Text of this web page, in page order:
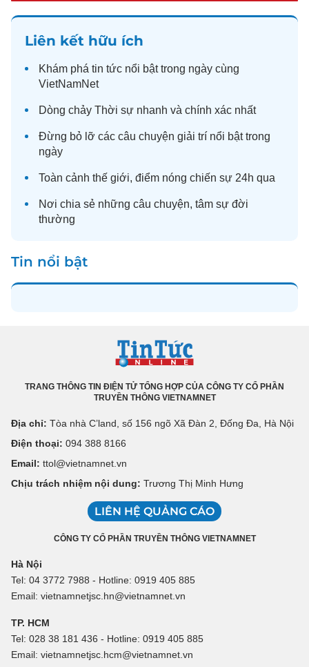
Liên kết hữu ích
Khám phá tin tức nổi bật trong ngày cùng
VietNamNet
Dòng chảy Thời sự nhanh và chính xác nhất
Đừng bỏ lỡ các câu chuyện giải trí nổi bật trong
ngày
Toàn cảnh thế giới, điểm nóng chiến sự 24h qua
Nơi chia sẻ những câu chuyện, tâm sự đời
thường
Tin nổi bật
TRANG THÔNG TIN ĐIỆN TỬ TỔNG HỢP CỦA CÔNG TY CỔ PHẦN
TRUYỀN THÔNG VIETNAMNET
Địa chỉ: Tòa nhà C’land, số 156 ngõ Xã Đàn 2, Đống Đa, Hà Nội
Điện thoại: 094 388 8166
Email: ttol@vietnamnet.vn
Chịu trách nhiệm nội dung: Trương Thị Minh Hưng
LIÊN HỆ QUẢNG CÁO
CÔNG TY CỔ PHẦN TRUYỀN THÔNG VIETNAMNET
Hà Nội
Tel: 04 3772 7988 - Hotline: 0919 405 885
Email: vietnamnetjsc.hn@vietnamnet.vn
TP. HCM
Tel: 028 38 181 436 - Hotline: 0919 405 885
Email: vietnamnetjsc.hcm@vietnamnet.vn